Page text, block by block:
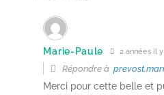
Marie-Paule 2 années il
Répondre à
Merci pour cette belle et